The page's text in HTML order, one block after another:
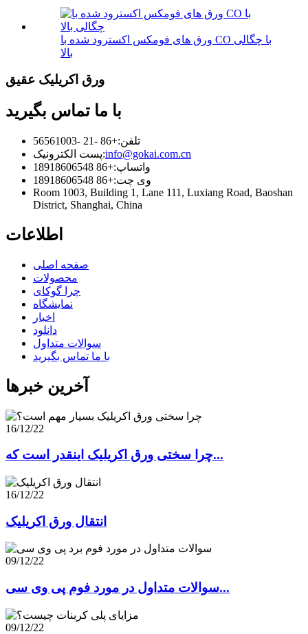
ورق های فومکس اکسترود شده با CO با چگالی
بالا
ورق اکریلیک عقیق
با ما تماس بگیرید
تلفن:+86 -21 -56561003
پست الکترونیک:info@gokai.com.cn
واتساپ:+86 18918606548
وی چت:+86 18918606548
Room 1003, Building 1, Lane 111, Luxiang Road, Baoshan
District, Shanghai, China
اطلاعات
صفحه اصلی
محصولات
چرا گوکای
نمایشگاه
اخبار
دانلود
سوالات متداول
با ما تماس بگیرید
آخرین خبرها
16/12/22
چرا سختی ورق اکریلیک اینقدر است که...
16/12/22
انتقال ورق اکریلیک
09/12/22
سوالات متداول در مورد فوم پی وی سی...
09/12/22